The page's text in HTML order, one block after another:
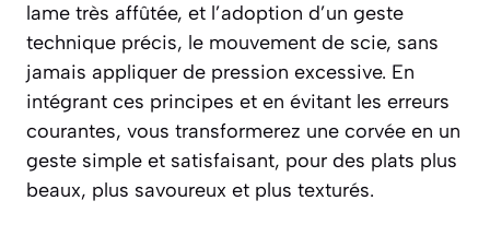
lame très affûtée, et l’adoption d’un geste
technique précis, le mouvement de scie, sans
jamais appliquer de pression excessive. En
intégrant ces principes et en évitant les erreurs
courantes, vous transformerez une corvée en un
geste simple et satisfaisant, pour des plats plus
beaux, plus savoureux et plus texturés.